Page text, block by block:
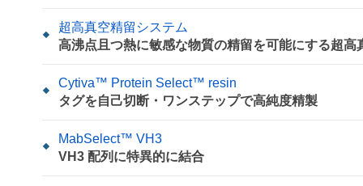
超高真空精留システム
高沸点且つ熱に敏感な物質の精留を可能にする超
Cytiva™ Protein Select™ resin
タグを自己切断・ワンステップで高純度精製
MabSelect™ VH3
VH3 配列に特異的に結合